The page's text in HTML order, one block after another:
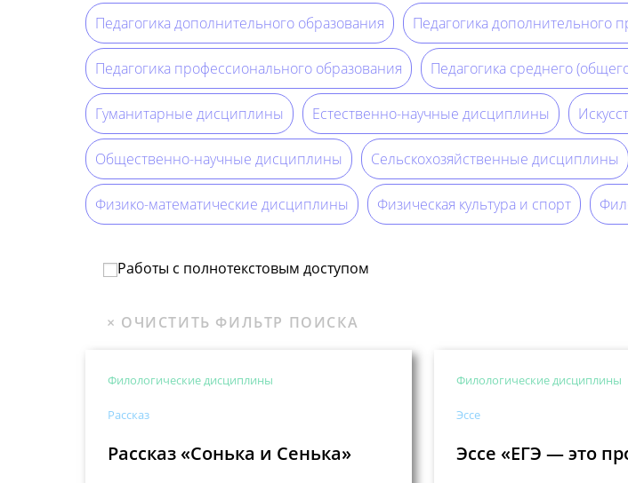
Педагогика дополнительного образования Педагогика дополнительного
Педагогика профессионального образования Педагогика среднего
Гуманитарные дисциплины Естественно-научные дисциплины
Общественно-научные дисциплины Сельскохозяйственные дисциплины
Физико-математические дисциплины Физическая культура и спорт
Работы с полнотекстовым доступом
Филологические дисциплины
Рассказ
Рассказ «Сонька и Сенька»
Филологические дисциплины
Эссе
Эссе «ЕГЭ — это